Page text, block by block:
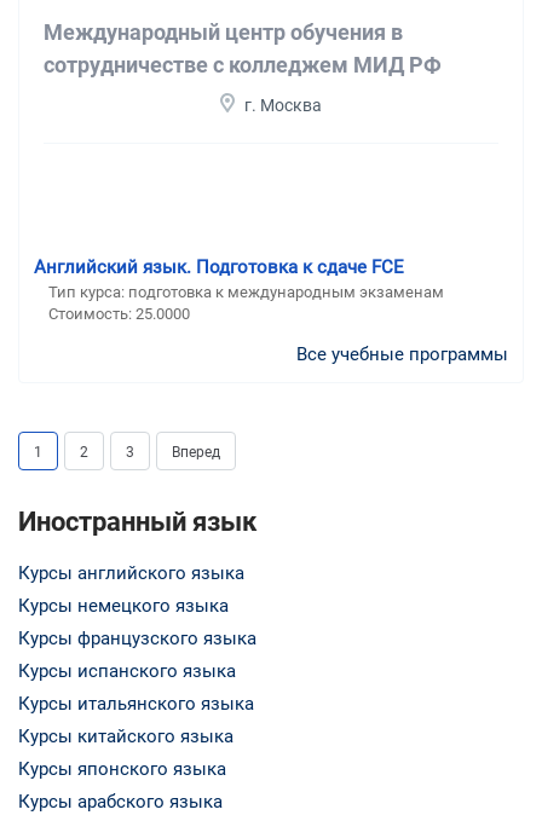
Международный центр обучения в
сотрудничестве с колледжем МИД РФ
г. Москва
Английский язык. Подготовка к сдаче FCE
Тип курса: подготовка к международным экзаменам
Стоимость: 25.0000
Все учебные программы
1 2 3 Вперед
Иностранный язык
Курсы английского языка
Курсы немецкого языка
Курсы французского языка
Курсы испанского языка
Курсы итальянского языка
Курсы китайского языка
Курсы японского языка
Курсы арабского языка